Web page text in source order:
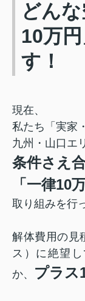
どん
10万
す！
現在、
私たち「実家
九州・山口エ
条件さえ
「一律10
取り組みを行
解体費用の見
ス）に絶望
か、 プラス